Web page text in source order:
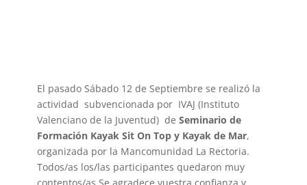
El pasado Sábado 12 de Septiembre se realizó la
actividad subvencionada por IVAJ (Instituto
Valenciano de la Juventud) de Seminario de
Formación Kayak Sit On Top y Kayak de Mar,
organizada por la Mancomunidad La Rectoria.
Todos/as los/las participantes quedaron muy